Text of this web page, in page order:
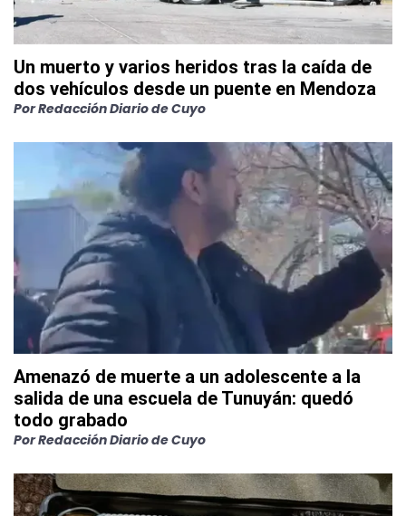
Un muerto y varios heridos tras la caída de
dos vehículos desde un puente en Mendoza
PorRedacción Diario de Cuyo
Amenazó de muerte a un adolescente a la
salida de una escuela de Tunuyán: quedó
todo grabado
PorRedacción Diario de Cuyo